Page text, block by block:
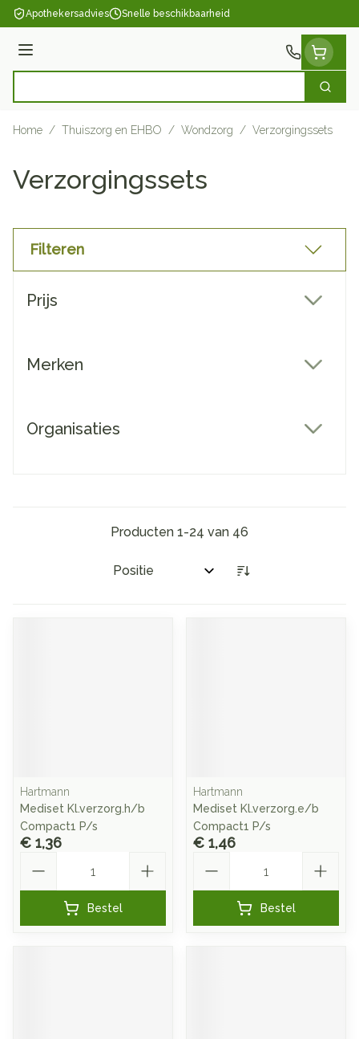
Ga naar de inhoud
Apothekersadvies Snelle beschikbaarheid
Menu
Zoek
Home / Thuiszorg en EHBO / Wondzorg / Verzorgingssets
Verzorgingssets
Filteren
Prijs
Merken
Organisaties
Producten 1-24 van 46
Sorteer op:
Hartmann
Mediset Kl.verzorg.h/b
Compact1 P/s
€ 1,36
Bestel
Hartmann
Mediset Kl.verzorg.e/b
Compact1 P/s
€ 1,46
Bestel